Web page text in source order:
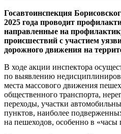
Госавтоинспекция
2025 года проводит
направленные на
происшествий с участием
дорожного движения на
В ходе акции инспектора
по выявлению
места массового движения
общественного транспорта,
переходы, участки
пунктов, наиболее
на пешеходов, особенно в «часы